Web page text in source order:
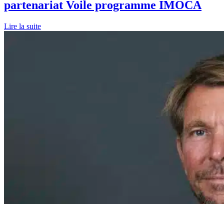
partenariat Voile programme IMOCA
Lire la suite